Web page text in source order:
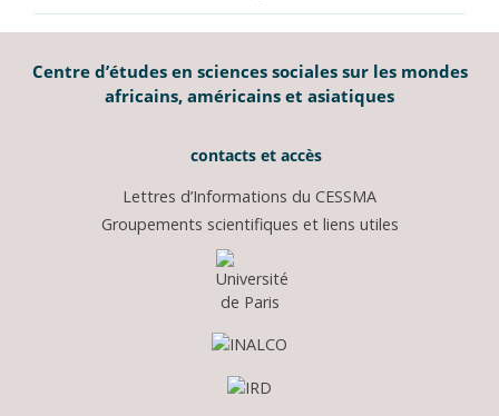
Centre d’études en sciences sociales sur les mondes
africains, américains et asiatiques
contacts et accès
Lettres d’Informations du CESSMA
Groupements scientifiques et liens utiles